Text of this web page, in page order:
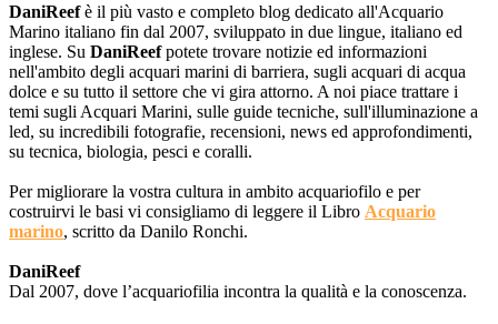
DaniReefè il più vasto e completo blog dedicato all'Acquario
Marino italiano fin dal 2007, sviluppato in due lingue, italiano ed
inglese. Su DaniReefpotete trovare notizie ed informazioni
nell'ambito degli acquari marini di barriera, sugli acquari di acqua
dolce e su tutto il settore che vi gira attorno. A noi piace trattare i
temi sugli Acquari Marini, sulle guide tecniche, sull'illuminazione a
led, su incredibili fotografie, recensioni, news ed approfondimenti,
su tecnica, biologia, pesci e coralli.
Per migliorare la vostra cultura in ambito acquariofilo e per
costruirvi le basi vi consigliamo di leggere il Libro Acquario
marino, scritto da Danilo Ronchi.
DaniReef
Dal 2007, dove l’acquariofilia incontra la qualità e la conoscenza.